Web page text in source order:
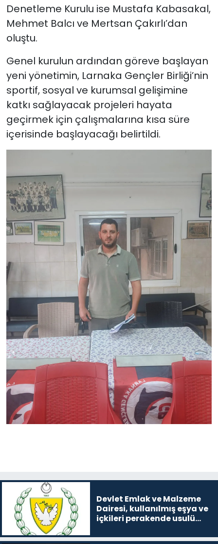
Denetleme Kurulu ise Mustafa Kabasakal,
Mehmet Balcı ve Mertsan Çakırlı’dan
oluştu.
Genel kurulun ardından göreve başlayan
yeni yönetimin, Larnaka Gençler Birliği’nin
sportif, sosyal ve kurumsal gelişimine
katkı sağlayacak projeleri hayata
geçirmek için çalışmalarına kısa süre
içerisinde başlayacağı belirtildi.
Devlet Emlak ve Malzeme
Dairesi, kullanılmış eşya ve
içkileri perakende usulü